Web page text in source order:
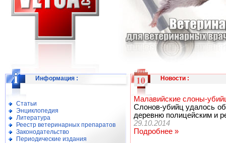
Информация :
Статьи
Энциклопедия
Литература
Реестр ветеринарных препаратов
Законодательство
Периодические издания
Новости:
Малавийские слоны-
Слонов-убийц удалось
деревню полицейским и
29.10.2014
Подробнее »